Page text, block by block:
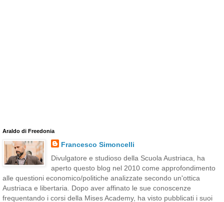
Araldo di Freedonia
Francesco Simoncelli
Divulgatore e studioso della Scuola Austriaca, ha
aperto questo blog nel 2010 come approfondimento
alle questioni economico/politiche analizzate secondo un'ottica
Austriaca e libertaria. Dopo aver affinato le sue conoscenze
frequentando i corsi della Mises Academy, ha visto pubblicati i suoi